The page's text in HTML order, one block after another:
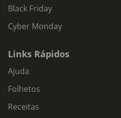
Black Friday
Cyber Monday
Links Rápidos
Ajuda
Folhetos
Receitas